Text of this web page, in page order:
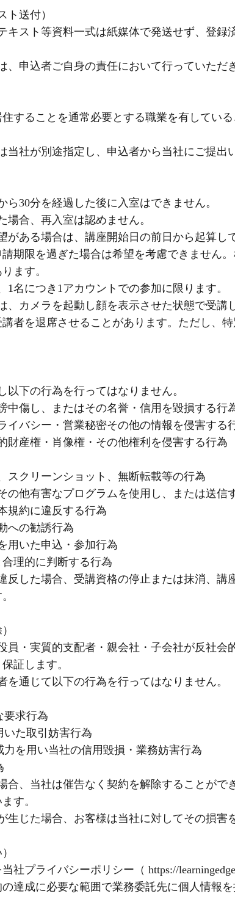
ト送付）
キスト等資料一式は紙媒体で発送せず、登録
、申込者ご自身の責任において行っていただ
することを通常必要とする職業を有してい
当社が別途指定し、申込者から当社にご提出
ら30分を経過した後に入室はできません。
合、再入室は認めません。
がある場合は、講座開始日の前日から起算し
期限を過ぎた場合は希望を考慮できません
ます。
名につき1アカウントでの参加に限ります。
、カメラを起動し顔を表示させた状態で受
者を退席させることがあります。ただし、
以下の行為を行ってはなりません。
中傷し、またはその名誉・信用を毀損する行
イバシー・営業秘密その他の情報を侵害する
財産権・肖像権・その他権利を侵害する行為
スクリーンショット、無断転載等の行為
の他有害なプログラムを使用し、または送信
規約に違反する行為
への勧誘行為
用いた申込・参加行為
合理的に判断する行為
反した場合、受講資格の停止または抹消、講
員・実質的支配者・親会社・子会社が反社会
証します。
を通じて以下の行為を行ってはなりません。
要求行為
いた取引妨害行為
を用い当社の信用毀損・業務妨害行為
合、当社は催告なく契約を解除することがで
す。
生じた場合、お客様は当社に対してその損害
社プライバシーポリシー（ https://
達成に必要な範囲で業務委託先に個人情報